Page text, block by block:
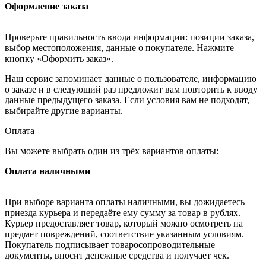
Оформление заказа
Проверьте правильность ввода информации: позиции заказа,
выбор местоположения, данные о покупателе. Нажмите
кнопку «Оформить заказ».
Наш сервис запоминает данные о пользователе, информацию
о заказе и в следующий раз предложит вам повторить к вводу
данные предыдущего заказа. Если условия вам не подходят,
выбирайте другие варианты.
Оплата
Вы можете выбрать один из трёх вариантов оплаты:
Оплата наличными
При выборе варианта оплаты наличными, вы дожидаетесь
приезда курьера и передаёте ему сумму за товар в рублях.
Курьер предоставляет товар, который можно осмотреть на
предмет повреждений, соответствие указанным условиям.
Покупатель подписывает товаросопроводительные
документы, вносит денежные средства и получает чек.